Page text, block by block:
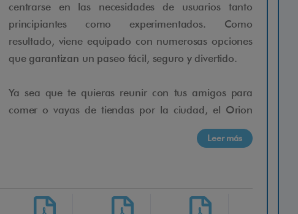
centrarse en las necesidades de usuarios tanto
principiantes como experimentados. Como
resultado, viene equipado con numerosas opciones
que garantizan un paseo fácil, seguro y divertido.
Ya sea que te quieras reunir con tus amigos para
comer o vayas de tiendas por la ciudad, el Orion
Metro es el scooter ideal para ti. El nuevo Orion
Metro ha sido diseñado teniendo en cuenta aspectos
Como resultado, viene equipado con numerosas
Leer más